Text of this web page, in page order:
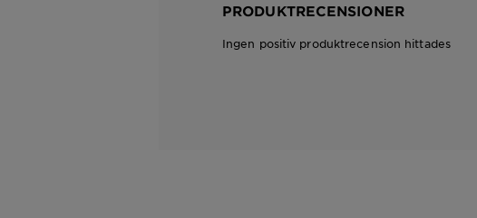
PRODUKTRECENSIONER
Ingen positiv produktrecension hittades